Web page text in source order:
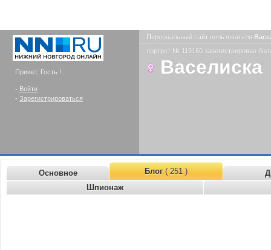
Привет, Гость !
- Войти
- Зарегистрироваться
Персональный сайт пользователя
портрет № 119160 зарегистрирован
Васелиска
Основное Блог( 251 )
Шпионаж